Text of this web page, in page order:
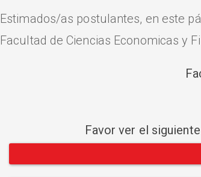
Estimados/as postulantes, en este
Facultad de Ciencias Economicas y
Favor ver el